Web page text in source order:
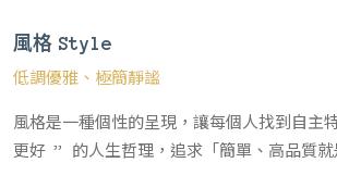
風格 Style
低調優雅、極簡靜謐
風格是一種個性的呈現，讓每個人找到自主
更好 ” 的人生哲理，追求「簡單、高品質